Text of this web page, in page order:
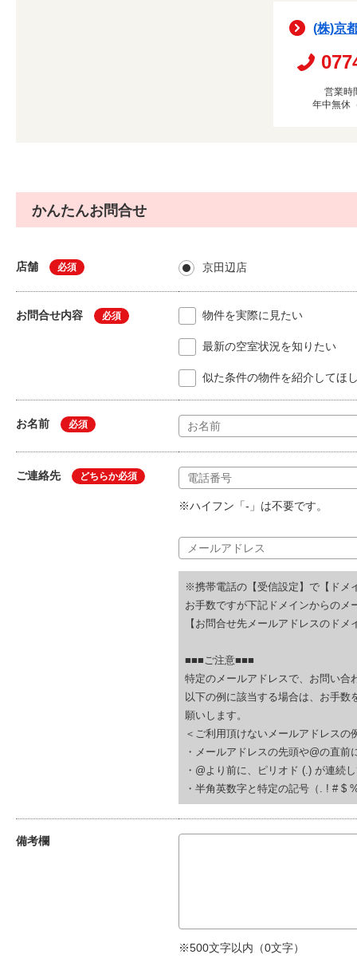
(株)京
営業時
年中無休
かんたんお問合せ
店舗 必須 京田辺店
お問合せ内容 必須 物件を実際に見たい
最新の空室状況を知りたい
似た条件の物件を紹介してほ
お名前 必須
ご連絡先 どちらか必須
※ハイフン「-」は不要です。
※携帯電話の【受信設定】で【ドメ
お手数ですが下記ドメインからのメ
【お問合せ先メールアドレスのドメ
■■■ご注意■■■
特定のメールアドレスで、お問い合
以下の例に該当する場合は、お手
願いします。
＜ご利用頂けないメールアドレスの
・メールアドレスの先頭や@の直
・@より前に、ピリオド (.) が連続
・半角英数字と特定の記号（. ! # $
備考欄
※500文字以内（0文字）